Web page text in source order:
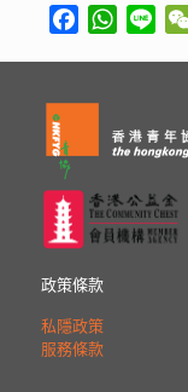
Facebook
政策條款
私隱政策
服務條款